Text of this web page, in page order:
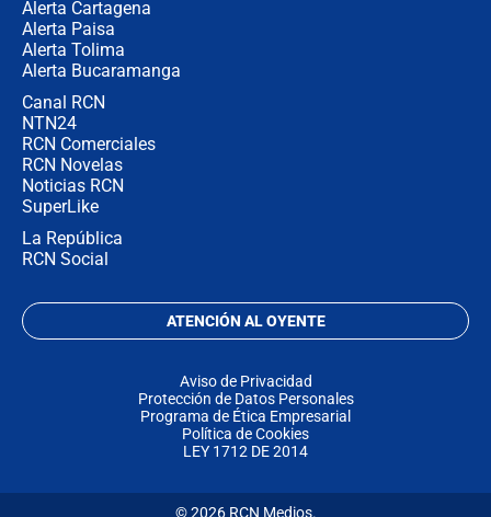
Alerta Cartagena
Alerta Paisa
Alerta Tolima
Alerta Bucaramanga
Canal RCN
NTN24
RCN Comerciales
RCN Novelas
Noticias RCN
SuperLike
La República
RCN Social
ATENCIÓN AL OYENTE
Aviso de Privacidad
Protección de Datos Personales
Programa de Ética Empresarial
Política de Cookies
LEY 1712 DE 2014
© 2026 RCN Medios.